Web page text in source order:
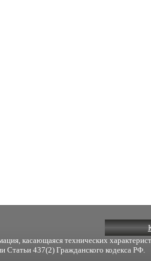
касающаяся технических
Статьи 437(2) Гражданского кодекса РФ.